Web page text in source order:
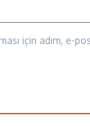
için adım, e-